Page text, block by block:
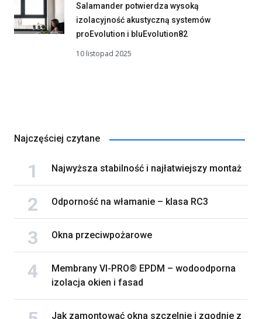
Salamander potwierdza wysoką
izolacyjność akustyczną systemów
proEvolution i bluEvolution82
10 listopad 2025
Najczęściej czytane
Najwyższa stabilność i najłatwiejszy montaż
Odporność na włamanie – klasa RC3
Okna przeciwpożarowe
Membrany VI-PRO® EPDM – wodoodporna
izolacja okien i fasad
Jak zamontować okna szczelnie i zgodnie z